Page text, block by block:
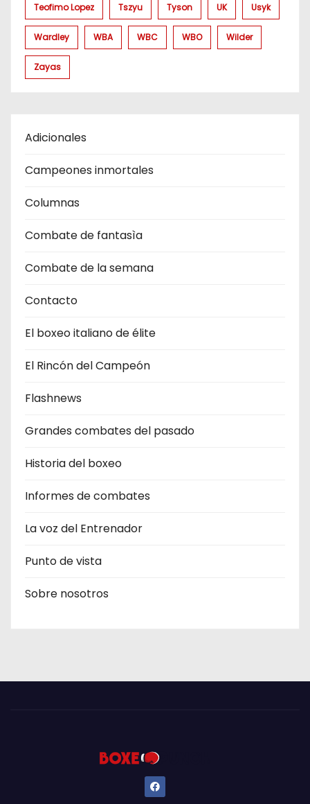
Teofimo Lopez Tszyu Tyson UK Usyk
Wardley WBA WBC WBO Wilder
Zayas
Adicionales
Campeones inmortales
Columnas
Combate de fantasìa
Combate de la semana
Contacto
El boxeo italiano de élite
El Rincón del Campeón
Flashnews
Grandes combates del pasado
Historia del boxeo
Informes de combates
La voz del Entrenador
Punto de vista
Sobre nosotros